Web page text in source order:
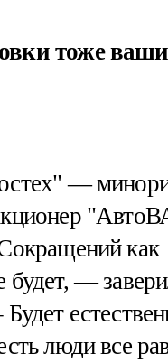
тоже
—
как
будет, —
люди все